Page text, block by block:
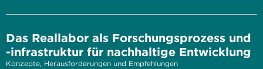
Das Reallabor als Forschungsprozess und
-infrastruktur für nachhaltige Entwicklung
Konzepte, Herausforderungen und Empfehlungen